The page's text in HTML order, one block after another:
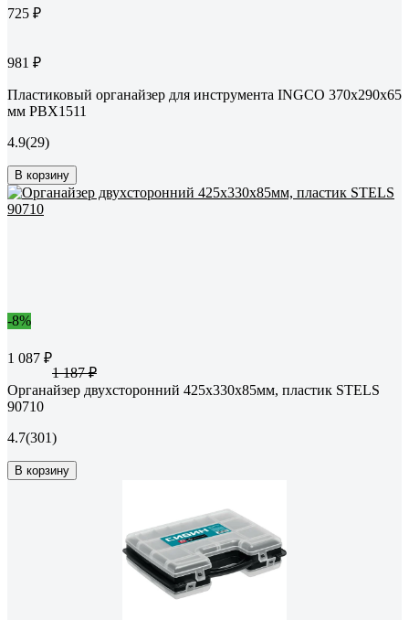
725 ₽
981 ₽
Пластиковый органайзер для инструмента INGCO 370x290x65
мм PBX1511
4.9(29)
В корзину
-8%
1 087 ₽
1 187 ₽
Органайзер двухсторонний 425x330x85мм, пластик STELS
90710
4.7(301)
В корзину